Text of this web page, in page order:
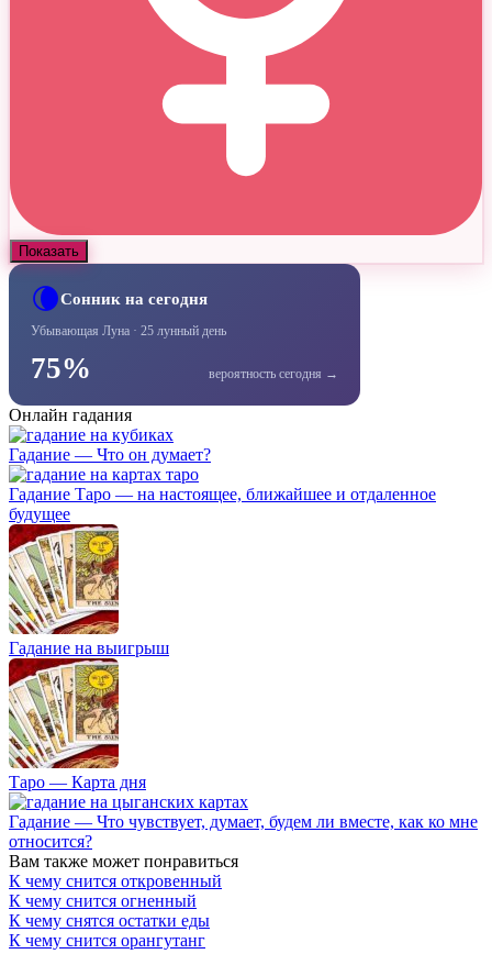
Показать
🌘Сонник на сегодня
Убывающая Луна · 25 лунный день
75% вероятность сегодня →
Онлайн гадания
Гадание — Что он думает?
Гадание Таро — на настоящее, ближайшее и отдаленное
будущее
Гадание на выигрыш
Таро — Карта дня
Гадание — Что чувствует, думает, будем ли вместе, как ко мне
относится?
Вам также может понравиться
К чему снится откровенный
К чему снится огненный
К чему снятся остатки еды
К чему снится орангутанг